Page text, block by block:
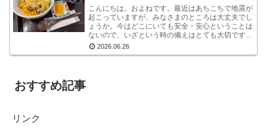
こんにちは。およねです。最近はあちこちで地震が
起こっていますが、みなさまのところは大丈夫でし
ょうか。今はどこにいても安全・安心ということは
ないので、いざという時の備えはとても大切です。
わが家もいつ何時のために、備蓄をしております。
2026.06.26
おすすめ記事
リンク